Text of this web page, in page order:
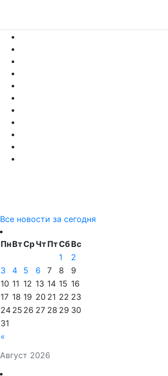
Все новости за сегодня
Август 2026
ПнВтСрЧтПтСбВс
«
1
2
3
4 5 6 7 8
9
10 11 12 13 14 15 16
17 18 19 20 21 22 23
24 25 26 27 28 29 30
31